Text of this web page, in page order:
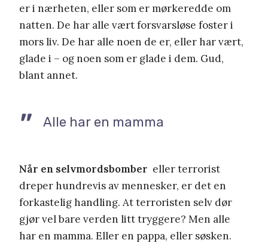
er i nærheten, eller som er mørkeredde om
natten. De har alle vært forsvarsløse foster i
mors liv. De har alle noen de er, eller har vært,
glade i – og noen som er glade i dem. Gud,
blant annet.
Alle har en mamma
Når en selvmordsbomber eller terrorist
dreper hundrevis av mennesker, er det en
forkastelig handling. At terroristen selv dør
gjør vel bare verden litt tryggere? Men alle
har en mamma. Eller en pappa, eller søsken.